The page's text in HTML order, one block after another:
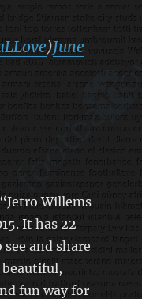
)June
Willems
It has 22
and share
fun way for